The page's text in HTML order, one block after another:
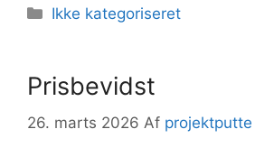
Kategorier
Ikke kategoriseret
Prisbevidst
26. marts 2026 Af projektputte